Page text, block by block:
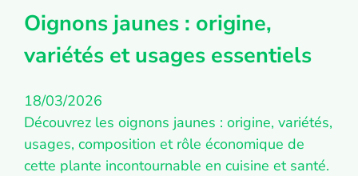
Oignons jaunes : origine,
variétés et usages essentiels
18/03/2026
Découvrez les oignons jaunes : origine, variétés,
usages, composition et rôle économique de
cette plante incontournable en cuisine et santé.